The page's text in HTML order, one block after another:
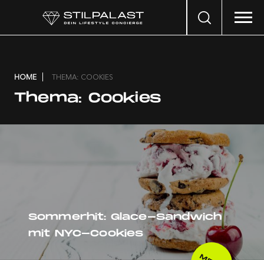
Search
HOME THEMA: COOKIES
Thema: Cookies
Sommerhit: Glace-Sandwich
mit NYC-Cookies